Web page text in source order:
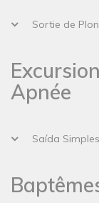
Sortie de
Apnée
Saída